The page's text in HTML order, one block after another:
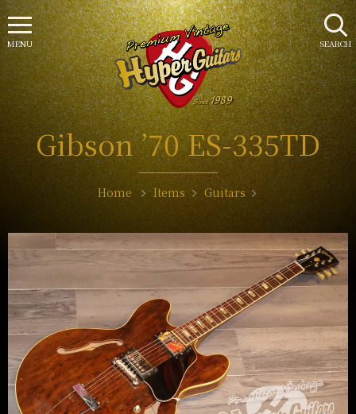
Gibson ’70 ES-335TD
Home Items Guitars
SEARCH
MENU